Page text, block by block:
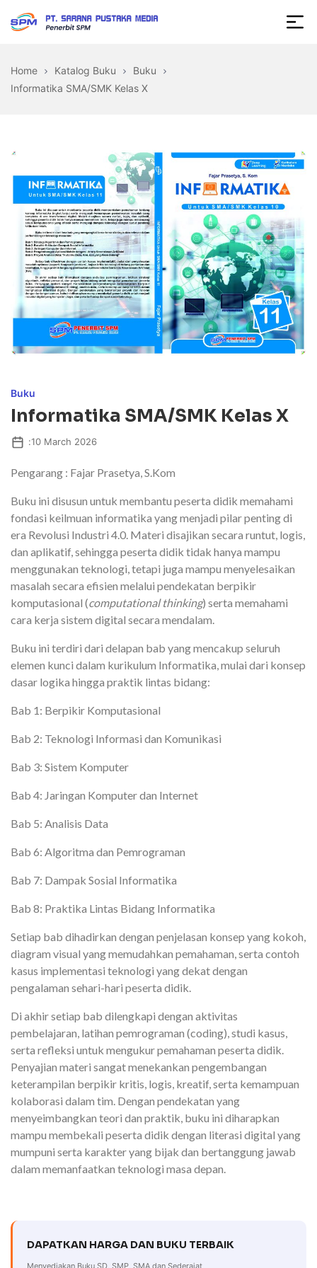
Media
Home Katalog Buku
Buku
Informatika SMA/SMK Kelas X
Buku
Informatika SMA/SMK Kelas X
:10 March 2026
Pengarang : Fajar Prasetya, S.Kom
Buku ini disusun untuk membantu peserta didik memahami
fondasi keilmuan informatika yang menjadi pilar penting di
era Revolusi Industri 4.0. Materi disajikan secara runtut, logis,
dan aplikatif, sehingga peserta didik tidak hanya mampu
menggunakan teknologi, tetapi juga mampu menyelesaikan
masalah secara efisien melalui pendekatan berpikir
komputasional (computational thinking) serta memahami
cara kerja sistem digital secara mendalam.
Buku ini terdiri dari delapan bab yang mencakup seluruh
elemen kunci dalam kurikulum Informatika, mulai dari konsep
dasar logika hingga praktik lintas bidang:
Bab 1: Berpikir Komputasional
Bab 2: Teknologi Informasi dan Komunikasi
Bab 3: Sistem Komputer
Bab 4: Jaringan Komputer dan Internet
Bab 5: Analisis Data
Bab 6: Algoritma dan Pemrograman
Bab 7: Dampak Sosial Informatika
Bab 8: Praktika Lintas Bidang Informatika
Setiap bab dihadirkan dengan penjelasan konsep yang kokoh,
diagram visual yang memudahkan pemahaman, serta contoh
kasus implementasi teknologi yang dekat dengan
pengalaman sehari-hari peserta didik.
Di akhir setiap bab dilengkapi dengan aktivitas
pembelajaran, latihan pemrograman (coding), studi kasus,
serta refleksi untuk mengukur pemahaman peserta didik.
Penyajian materi sangat menekankan pengembangan
keterampilan berpikir kritis, logis, kreatif, serta kemampuan
kolaborasi dalam tim. Dengan pendekatan yang
menyeimbangkan teori dan praktik, buku ini diharapkan
mampu membekali peserta didik dengan literasi digital yang
mumpuni serta karakter yang bijak dan bertanggung jawab
dalam memanfaatkan teknologi masa depan.
DAPATKAN HARGA DAN BUKU TERBAIK
Menyediakan Buku SD, SMP, SMA dan Sederajat